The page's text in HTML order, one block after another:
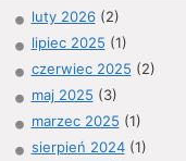
luty 2026(2)
lipiec 2025 (1)
czerwiec 2025 (2)
maj 2025 (3)
marzec 2025 (1)
sierpień 2024(1)